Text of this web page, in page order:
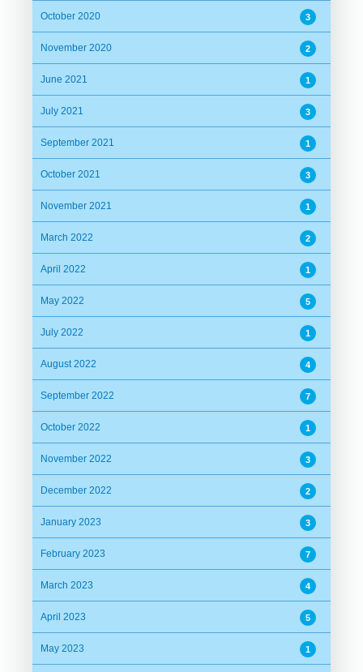
October 2020 3
November 2020 2
June 2021 1
July 2021 3
September 2021 1
October 2021 3
November 2021 1
March 2022 2
April 2022 1
May 2022 5
July 2022 1
August 2022 4
September 2022 7
October 2022 1
November 2022 3
December 2022 2
January 2023 3
February 2023 7
March 2023 4
April 2023 5
May 2023 1